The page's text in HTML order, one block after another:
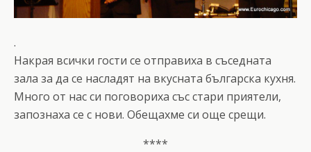
.
Накрая всички гости се отправиха в съседната
зала за да се насладят на вкусната българска кухня.
Много от нас си поговориха със стари приятели,
запознаха се с нови. Обещахме си още срещи.
****